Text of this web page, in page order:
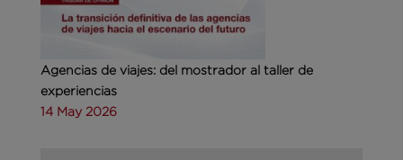
Agencias de viajes: del mostrador al taller de
experiencias
14 May 2026